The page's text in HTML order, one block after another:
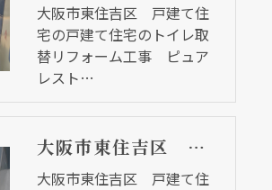
大阪市東住吉区 戸建て住
宅の戸建て住宅のトイレ取
替リフォーム工事 ピュア
レスト…
大阪市東住吉区 戸建て住宅の浴室リフォーム工事 在来風呂からユニットバスに取替
大阪市東住吉区 戸建て住